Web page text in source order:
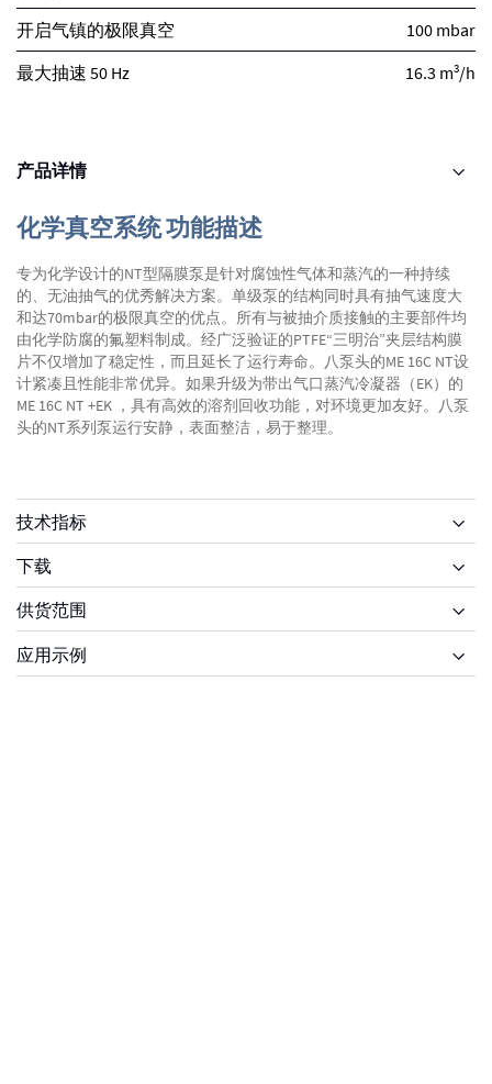
开启气镇的极限真空
100 mbar
最大抽速 50 Hz
16.3 m3/h
产品详情
化学真空系统 功能描述
专为化学设计的NT型隔膜泵是针对腐蚀性气体和蒸汽的一种持续
的、无油抽气的优秀解决方案。单级泵的结构同时具有抽气速度大
和达70mbar的极限真空的优点。所有与被抽介质接触的主要部件均
由化学防腐的氟塑料制成。经广泛验证的PTFE“三明治”夹层结构膜
片不仅增加了稳定性，而且延长了运行寿命。八泵头的ME 16C NT设
计紧凑且性能非常优异。如果升级为带出气口蒸汽冷凝器（EK）的
ME 16C NT +EK ，具有高效的溶剂回收功能，对环境更加友好。八泵
头的NT系列泵运行安静，表面整洁，易于整理。
技术指标
下载
供货范围
应用示例